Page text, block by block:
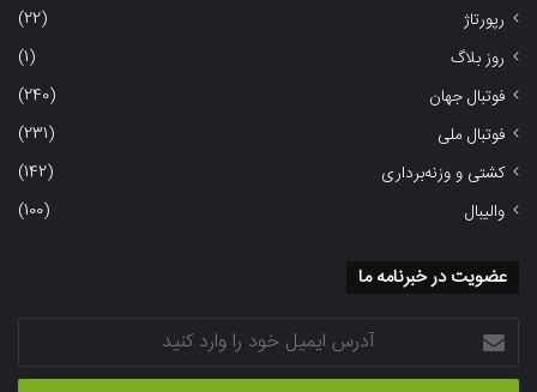
رپورتاژ
(22)
روز بلاگ
(1)
فوتبال جهان
(240)
فوتبال ملی
(231)
کشتی و وزنه‌برداری
(142)
والیبال
(100)
عضویت در خبرنامه ما
آدرس
ایمیل
خود